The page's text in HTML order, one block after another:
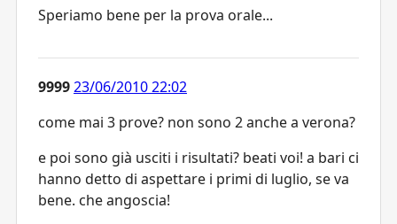
Speriamo bene per la prova orale...
999923/06/2010 22:02
come mai 3 prove? non sono 2 anche a verona?
e poi sono già usciti i risultati? beati voi! a bari ci
hanno detto di aspettare i primi di luglio, se va
bene. che angoscia!